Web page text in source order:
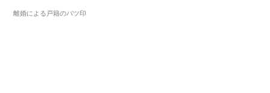
離婚による戸籍のバツ印